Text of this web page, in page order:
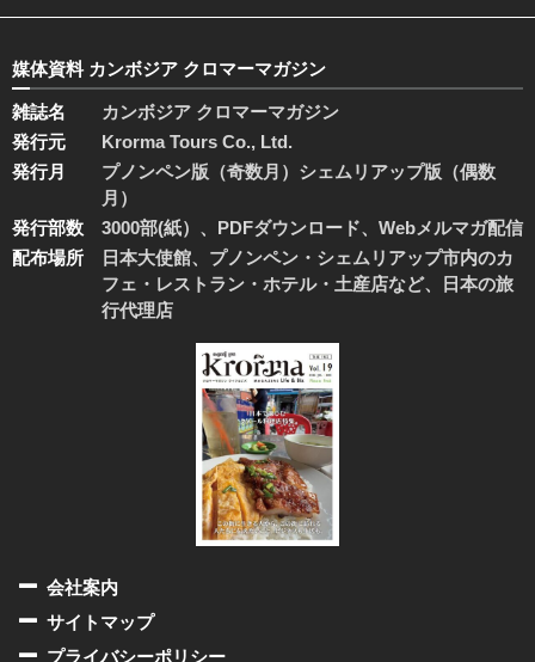
媒体資料 カンボジア クロマーマガジン
雑誌名
カンボジア クロマーマガジン
発行元
Krorma Tours Co., Ltd.
発行月
プノンペン版（奇数月）シェムリアップ版（偶数
月）
発行部数
3000部(紙）、PDFダウンロード、Webメルマガ配信
配布場所
日本大使館、プノンペン・シェムリアップ市内のカ
フェ・レストラン・ホテル・土産店など、日本の旅
行代理店
会社案内
サイトマップ
プライバシーポリシー